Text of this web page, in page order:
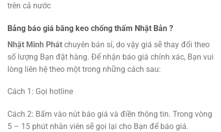
trên cả nước
Bảng báo giá băng keo chống thấm Nhật Bản ?
Nhật Minh Phát chuyên bán sỉ, do vậy giá sẽ thay đổi theo
số lượng Bạn đặt hàng. Để nhận báo giá chính xác, Bạn vui
lòng liên hệ theo một trong những cách sau:
Cách 1: Gọi hotline
Cách 2: Bấm vào nút báo giá và điền thông tin. Trong vòng
5 – 15 phút nhân viên sẽ gọi lại cho Bạn để báo giá.